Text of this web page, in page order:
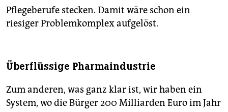
Pflegeberufe stecken. Damit wäre schon ein
riesiger Problemkomplex aufgelöst.
Überflüssige Pharmaindustrie
Zum anderen, was ganz klar ist, wir haben ein
System, wo die Bürger 200 Milliarden Euro im Jahr